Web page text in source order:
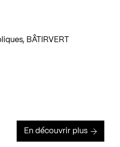
BÂTIRVERT
En découvrir plus